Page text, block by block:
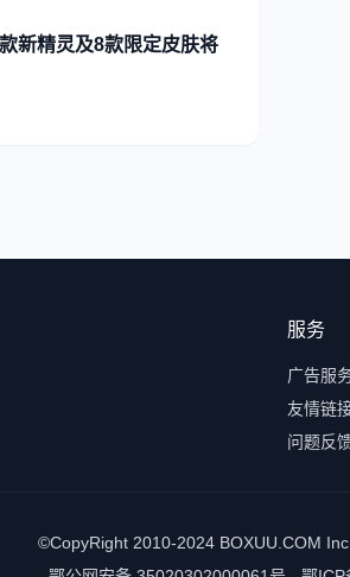
新精灵及8款限定皮肤将
服务
广告服
友情链
问题反
©CopyRight 2010-2024 BOXUU.COM